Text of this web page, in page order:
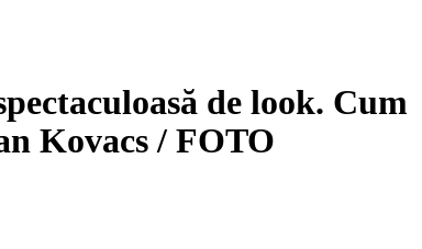
de look. Cum
Kovacs / FOTO